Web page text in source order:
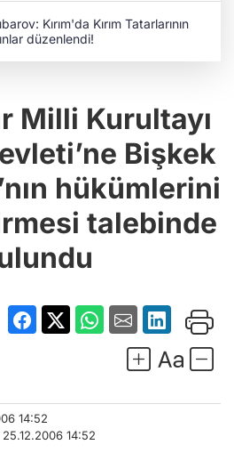
Kırım'da Kırım Tatarlarının
düzenlendi!
Milli Kurultayı
Bişkek
hükümlerini
talebinde
14:52
14:52